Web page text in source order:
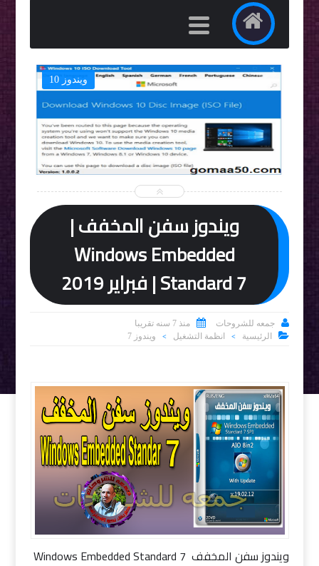
ويندوز 10
ويندوز سفن المخفف |
Windows Embedded
Standard 7 | فبراير 2019
 جمعه للشروحات 
منذ 7 سنه تقريبا

الرئيسية > انظمة التشغيل > ويندوز 7